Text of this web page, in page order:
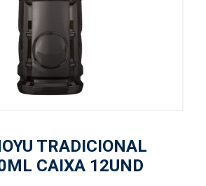
TRADICIONAL
CAIXA 12UND